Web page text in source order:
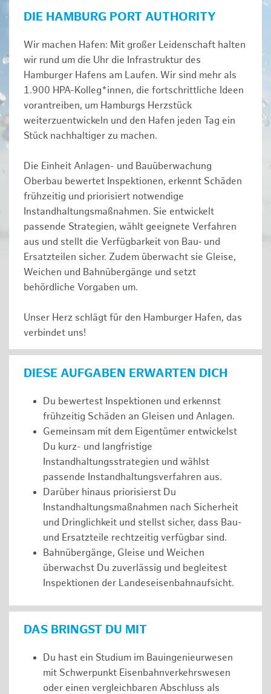
DIE HAMBURG PORT AUTHORITY
Wir machen Hafen: Mit großer Leidenschaft halten
wir rund um die Uhr die Infrastruktur des
Hamburger Hafens am Laufen. Wir sind mehr als
1.900 HPA-Kolleg*innen, die fortschrittliche Ideen
vorantreiben, um Hamburgs Herzstück
weiterzuentwickeln und den Hafen jeden Tag ein
Stück nachhaltiger zu machen.
Die Einheit Anlagen- und Bauüberwachung
Oberbau bewertet Inspektionen, erkennt Schäden
frühzeitig und priorisiert notwendige
Instandhaltungsmaßnahmen. Sie entwickelt
passende Strategien, wählt geeignete Verfahren
aus und stellt die Verfügbarkeit von Bau‑ und
Ersatzteilen sicher. Zudem überwacht sie Gleise,
Weichen und Bahnübergänge und setzt
behördliche Vorgaben um.
Unser Herz schlägt für den Hamburger Hafen, das
verbindet uns!
DIESE AUFGABEN ERWARTEN DICH
Du bewertest Inspektionen und erkennst
frühzeitig Schäden an Gleisen und Anlagen.
Gemeinsam mit dem Eigentümer entwickelst
Du kurz- und langfristige
Instandhaltungsstrategien und wählst
passende Instandhaltungsverfahren aus.
Darüber hinaus priorisierst Du
Instandhaltungsmaßnahmen nach Sicherheit
und Dringlichkeit und stellst sicher, dass Bau-
und Ersatzteile rechtzeitig verfügbar sind.
Bahnübergänge, Gleise und Weichen
überwachst Du zuverlässig und begleitest
Inspektionen der Landeseisenbahnaufsicht.
DAS BRINGST DU MIT
Du hast ein Studium im Bauingenieurwesen
mit Schwerpunkt Eisenbahnverkehrswesen
oder einen vergleichbaren Abschluss als